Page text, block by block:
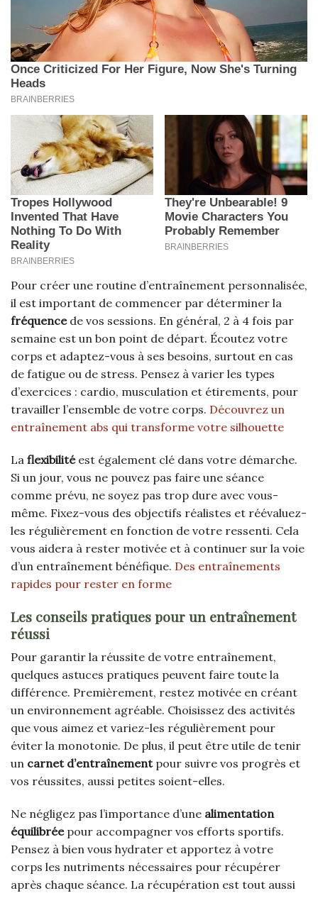
Pour créer une routine d’entraînement personnalisée,
il est important de commencer par déterminer la
fréquencede vos sessions. En général, 2 à 4 fois par
semaine est un bon point de départ. Écoutez votre
corps et adaptez-vous à ses besoins, surtout en cas
de fatigue ou de stress. Pensez à varier les types
d’exercices : cardio, musculation et étirements, pour
travailler l’ensemble de votre corps. Découvrez un
entraînement abs qui transforme votre silhouette
La flexibilitéest également clé dans votre démarche.
Si un jour, vous ne pouvez pas faire une séance
comme prévu, ne soyez pas trop dure avec vous-
même. Fixez-vous des objectifs réalistes et réévaluez-
les régulièrement en fonction de votre ressenti. Cela
vous aidera à rester motivée et à continuer sur la voie
d’un entraînement bénéfique. Des entraînements
rapides pour rester en forme
Les conseils pratiques pour un entraînement
réussi
Pour garantir la réussite de votre entraînement,
quelques astuces pratiques peuvent faire toute la
différence. Premièrement, restez motivée en créant
un environnement agréable. Choisissez des activités
que vous aimez et variez-les régulièrement pour
éviter la monotonie. De plus, il peut être utile de tenir
un carnet d’entraînementpour suivre vos progrès et
vos réussites, aussi petites soient-elles.
Ne négligez pas l’importance d’une alimentation
équilibréepour accompagner vos efforts sportifs.
Pensez à bien vous hydrater et apportez à votre
corps les nutriments nécessaires pour récupérer
après chaque séance. La récupération est tout aussi